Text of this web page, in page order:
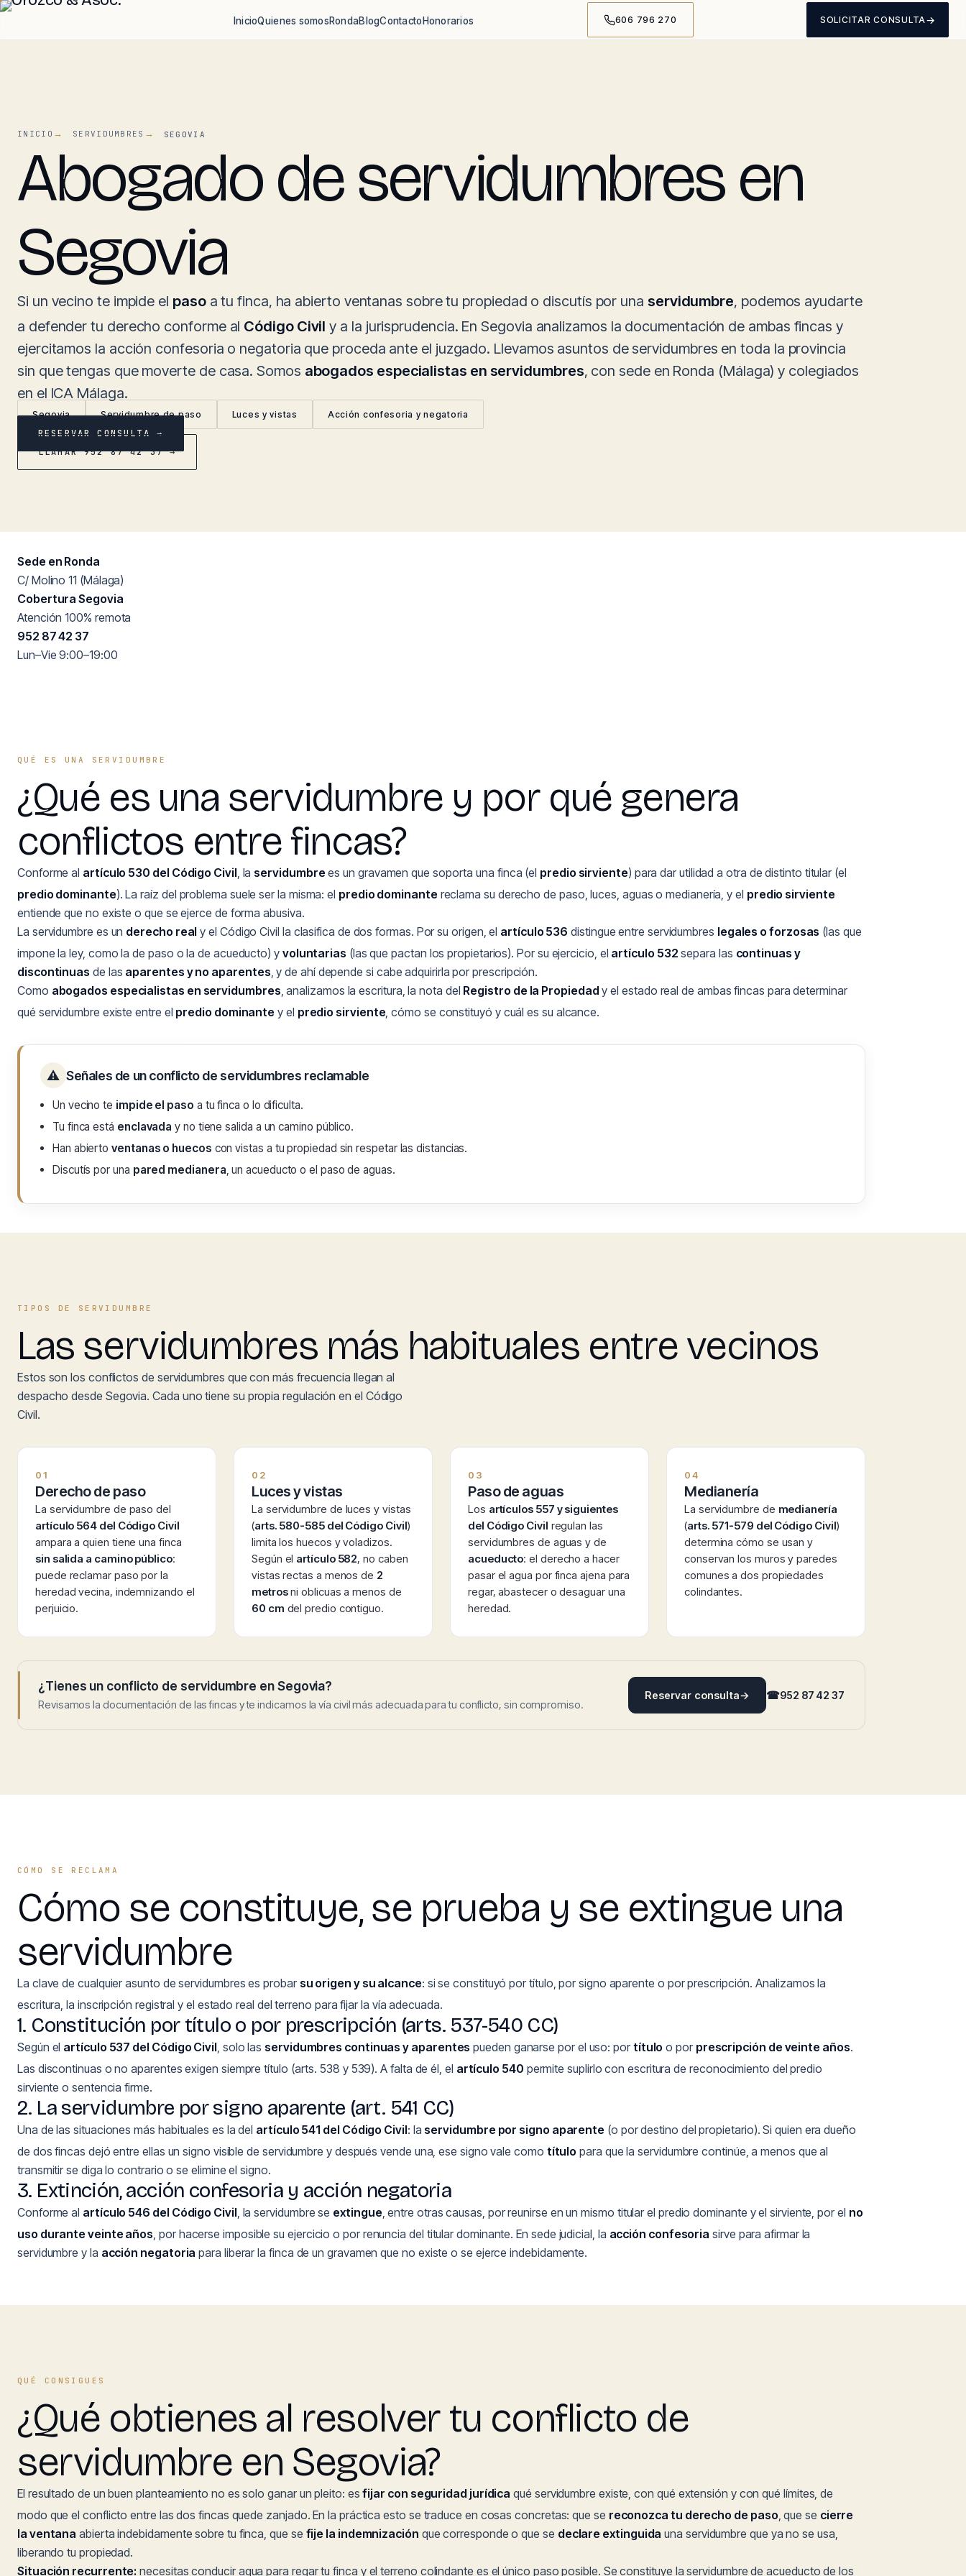
InicioQuienes somosRondaBlogContactoHonorarios 606 796 270 SOLICITAR CONSULTA→
INICIO SERVIDUMBRES SEGOVIA
Abogado de servidumbres en
Segovia
Si un vecino te impide el pasoa tu finca, ha abierto ventanas sobre tu propiedad o discutís por una servidumbre, podemos ayudarte
a defender tu derecho conforme al Código Civil y a la jurisprudencia. En Segovia analizamos la documentación de ambas fincas y
ejercitamos la acción confesoria o negatoria que proceda ante el juzgado. Llevamos asuntos de servidumbres en toda la provincia
sin que tengas que moverte de casa. Somos abogados especialistas en servidumbres, con sede en Ronda (Málaga) y colegiados
en el ICA Málaga.
Segovia Servidumbre de paso Luces y vistas Acción confesoria y negatoria
RESERVAR CONSULTA →
LLAMAR 952 87 42 37 →
Sede en Ronda
C/ Molino 11 (Málaga)
Cobertura Segovia
Atención 100% remota
952 87 42 37
Lun–Vie 9:00–19:00
QUÉ ES UNA SERVIDUMBRE
¿Qué es una servidumbre y por qué genera
conflictos entre fincas?
Conforme al artículo 530 del Código Civil, la servidumbre es un gravamen que soporta una finca (el predio sirviente) para dar utilidad a otra de distinto titular (el
predio dominante). La raíz del problema suele ser la misma: el predio dominante reclama su derecho de paso, luces, aguas o medianería, y el predio sirviente
entiende que no existe o que se ejerce de forma abusiva.
La servidumbre es un derecho real y el Código Civil la clasifica de dos formas. Por su origen, el artículo 536 distingue entre servidumbres legales o forzosas (las que
impone la ley, como la de paso o la de acueducto) y voluntarias (las que pactan los propietarios). Por su ejercicio, el artículo 532 separa las continuas y
discontinuas de las aparentes y no aparentes, y de ahí depende si cabe adquirirla por prescripción.
Como abogados especialistas en servidumbres, analizamos la escritura, la nota del Registro de la Propiedady el estado real de ambas fincas para determinar
qué servidumbre existe entre el predio dominante y el predio sirviente, cómo se constituyó y cuál es su alcance.
⚠ Señales de un conflicto de servidumbres reclamable
Un vecino te impide el paso a tu finca o lo dificulta.
Tu finca está enclavada y no tiene salida a un camino público.
Han abiertoventanas o huecos con vistas a tu propiedad sin respetar las distancias.
Discutís por una pared medianera, un acueducto o el paso de aguas.
TIPOS DE SERVIDUMBRE
Las servidumbres más habituales entre vecinos
Estos son los conflictos de servidumbres que con más frecuencia llegan al
despacho desde Segovia. Cada uno tiene su propia regulación en el Código
Civil.
01
Derecho de paso
La servidumbre de paso del
artículo 564 del Código Civil
ampara a quien tiene una finca
sin salida a camino público:
puede reclamar paso por la
heredad vecina, indemnizando el
perjuicio.
02
Luces y vistas
La servidumbre de luces y vistas
(arts. 580-585 del Código Civil)
limita los huecos y voladizos.
Según el artículo 582, no caben
vistas rectas a menos de 2
metrosni oblicuas a menos de
60 cm del predio contiguo.
03
Paso de aguas
Los artículos 557 y siguientes
del Código Civil regulan las
servidumbres de aguas y de
acueducto: el derecho a hacer
pasar el agua por finca ajena para
regar, abastecer o desaguar una
heredad.
04
Medianería
La servidumbre de medianería
(arts. 571-579 del Código Civil)
determina cómo se usan y
conservan los muros y paredes
comunes a dos propiedades
colindantes.
¿Tienes un conflicto de servidumbre en Segovia?
Revisamos la documentación de las fincas y te indicamos la vía civil más adecuada para tu conflicto, sin compromiso.
Reservar consulta→ ☎952 87 42 37
CÓMO SE RECLAMA
Cómo se constituye, se prueba y se extingue una
servidumbre
La clave de cualquier asunto de servidumbres es probar su origen y su alcance: si se constituyó por título, por signo aparente o por prescripción. Analizamos la
escritura, la inscripción registral y el estado real del terreno para fijar la vía adecuada.
1. Constitución por título o por prescripción (arts. 537-540 CC)
Según el artículo 537 del Código Civil, solo las servidumbres continuas y aparentes pueden ganarse por el uso: por título o por prescripción de veinte años.
Las discontinuas o no aparentes exigen siempre título (arts. 538 y 539). A falta de él, el artículo 540 permite suplirlo con escritura de reconocimiento del predio
sirviente o sentencia firme.
2. La servidumbre por signo aparente (art. 541 CC)
Una de las situaciones más habituales es la del artículo 541 del Código Civil: la servidumbre por signo aparente (o por destino del propietario). Si quien era dueño
de dos fincas dejó entre ellas un signo visible de servidumbre y después vende una, ese signo vale como título para que la servidumbre continúe, a menos que al
transmitir se diga lo contrario o se elimine el signo.
3. Extinción, acción confesoria y acción negatoria
Conforme al artículo 546 del Código Civil, la servidumbre se extingue, entre otras causas, por reunirse en un mismo titular el predio dominante y el sirviente, por el no
uso durante veinte años, por hacerse imposible su ejercicio o por renuncia del titular dominante. En sede judicial, la acción confesoria sirve para afirmar la
servidumbre y la acción negatoria para liberar la finca de un gravamen que no existe o se ejerce indebidamente.
QUÉ CONSIGUES
¿Qué obtienes al resolver tu conflicto de
servidumbre en Segovia?
El resultado de un buen planteamiento no es solo ganar un pleito: esfijar con seguridad jurídica qué servidumbre existe, con qué extensión y con qué límites, de
modo que el conflicto entre las dos fincas quede zanjado. En la práctica esto se traduce en cosas concretas: que se reconozca tu derecho de paso, que se cierre
la ventana abierta indebidamente sobre tu finca, que se fije la indemnización que corresponde o que se declare extinguida una servidumbre que ya no se usa,
liberando tu propiedad.
Situación recurrente: necesitas conducir agua para regar tu finca y el terreno colindante es el único paso posible. Se constituye la servidumbre de acueducto de los